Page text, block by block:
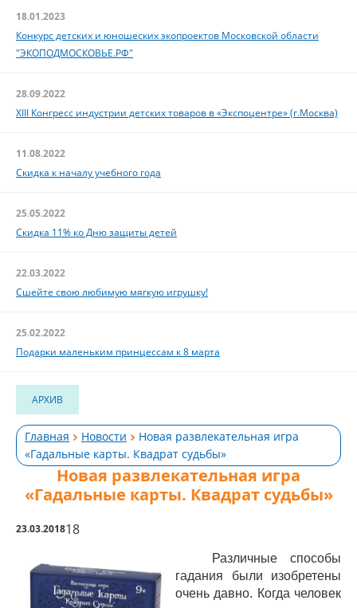
18.01.2023
Конкурс детских и юношеских экопроектов Московской области
"ЭКОПОДМОСКОВЬЕ.РФ"
28.09.2022
XIII Конгресс индустрии детских товаров в «Экспоцентре» (г.Москва)
11.08.2022
Скидка к началу учебного года
25.05.2022
Скидка 11% ко Дню защиты детей
22.03.2022
Сшейте свою любимую мягкую игрушку!
25.02.2022
Подарки маленьким принцессам к 8 марта
АРХИВ
Главная Новости
Новая развлекательная игра
«Гадальные карты. Квадрат судьбы»
Новая развлекательная игра
«Гадальные карты. Квадрат судьбы»
23.03.201818
Различные способы
гадания были изобретены
очень давно. Когда человек